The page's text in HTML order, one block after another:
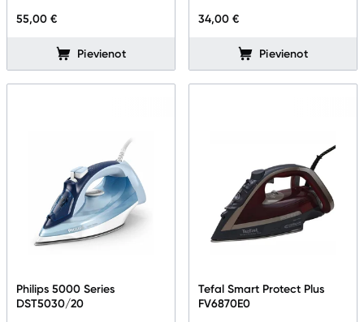
55,00 €
Pievienot
34,00 €
Pievienot
Philips 5000 Series
DST5030/20
Tefal Smart Protect Plus
FV6870E0